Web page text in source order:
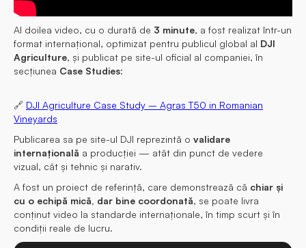
Al doilea video, cu o durată de 3 minute, a fost realizat într-un
format internațional, optimizat pentru publicul global al DJI
Agriculture, și publicat pe site-ul oficial al companiei, în
secțiunea Case Studies:
🔗 DJI Agriculture Case Study – Agras T50 in Romanian
Vineyards
Publicarea sa pe site-ul DJI reprezintă o validare
internațională a producției — atât din punct de vedere
vizual, cât și tehnic și narativ.
A fost un proiect de referință, care demonstrează că chiar și
cu o echipă mică, dar bine coordonată, se poate livra
conținut video la standarde internaționale, în timp scurt și în
condiții reale de lucru.